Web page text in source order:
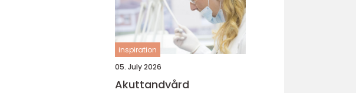
inspiration
05. July 2026
Akuttandvård